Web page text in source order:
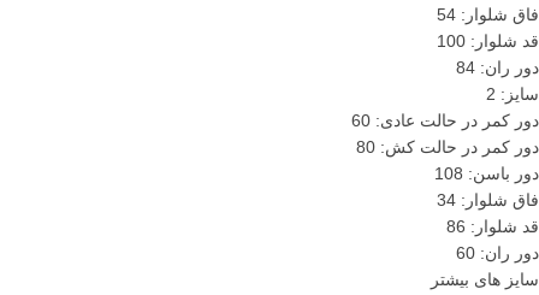
فاق شلوار: 54
قد شلوار: 100
دور ران: 84
سایز: 2
دور کمر در حالت عادی: 60
دور کمر در حالت کش: 80
دور باسن: 108
فاق شلوار: 34
قد شلوار: 86
دور ران: 60
سایز های بیشتر